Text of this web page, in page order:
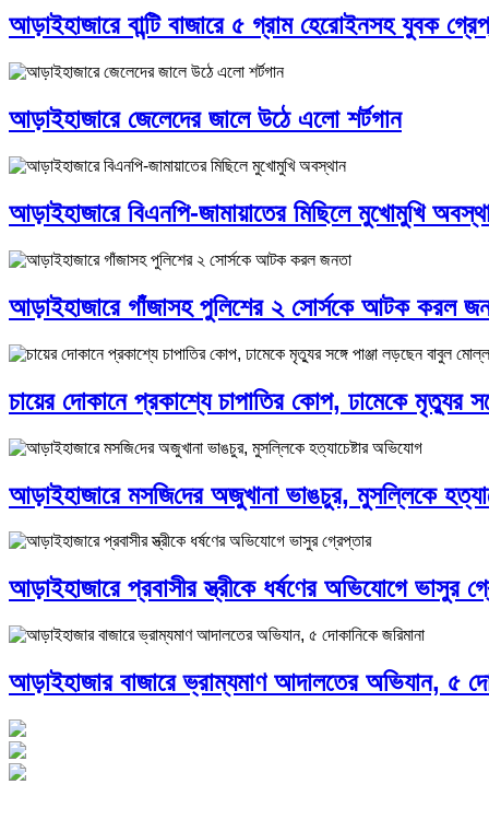
আড়াইহাজারে বান্টি বাজারে ৫ গ্রাম হেরোইনসহ যুবক
আড়াইহাজারে জেলেদের জালে উঠে এলো শর্টগান
আড়াইহাজারে বিএনপি-জামায়াতের মিছিলে মুখোমুখি
আড়াইহাজারে গাঁজাসহ পুলিশের ২ সোর্সকে আটক করল
চায়ের দোকানে প্রকাশ্যে চাপাতির কোপ, ঢামেকে মৃত্যুর
আড়াইহাজারে মস‌জি‌দের অজুখানা ভাঙচুর, মুসল্লিকে
আড়াইহাজারে প্রবাসীর স্ত্রীকে ধর্ষণের অভিযোগে ভাসুর
আড়াইহাজার বাজারে ভ্রাম্যমাণ আদালতের অভিযান, ৫